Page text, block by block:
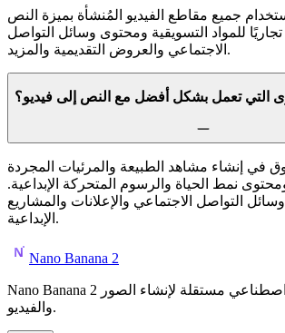
جميع مقاطع الفيديو المُنشأة بميزة النص
تجاريًا للمواد التسويقية ومحتوى وسائل التواصل
الاجتماعي والعروض التقديمية والمزيد.
التي تعمل بشكل أفضل مع النص إلى فيديو؟
في إنشاء مشاهد الطبيعة والمرئيات المجردة
نمط الحياة والرسوم المتحركة الإبداعية.
التواصل الاجتماعي والإعلانات والمشاريع
الإبداعية.
Nano Banana 2
Nano Banana 2 هي منصة ذكاء اصطناعي مستقلة لإنشاء الصور
والفيديو.